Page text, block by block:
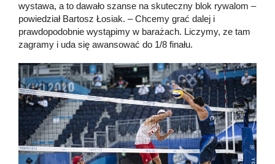
wystawa, a to dawało szanse na skuteczny blok rywalom –
powiedział Bartosz Łosiak. – Chcemy grać dalej i
prawdopodobnie wystąpimy w barażach. Liczymy, ze tam
zagramy i uda się awansować do 1/8 finału.